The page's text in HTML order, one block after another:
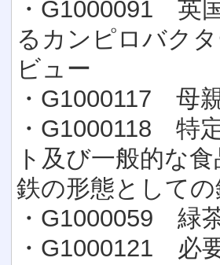
・G1000091 英
るカンピロバク
ビュー
・G1000117 母
・G1000118 特
ト及び一般的な
鉄の形態として
・G1000059 緑
・G1000121 必